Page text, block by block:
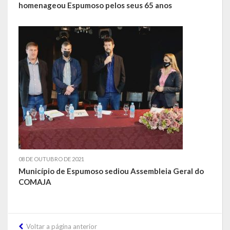
Balanço Anual
Parecer Prévio TCE
Prestação de Contas
Editais de Licitações (2014-2024)
Acesso à Informação
Portal da Transparência
SIC -Serviço de Informação do Cidadão
Folha de Pagamento
homenageou Espumoso pelos seus 65 anos
08 DE OUTUBRO DE 2021
Município de Espumoso sediou Assembleia Geral do
COMAJA
Voltar a página anterior